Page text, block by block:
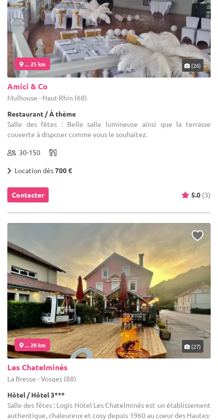
... 25 km (26)
Amici & Co
Mulhouse - Haut-Rhin (68)
Restaurant / À thème
Salle des fêtes : Belle salle lumineuse ainsi que la terrasse
couverte à disposer comme vous le souhaitez.
30-150
Location dès700 €
Contacter 5.0 (3)
... 28 km (27)
Les Chatelminés
La Bresse - Vosges (88)
Hôtel / Hôtel 3***
Salle des fêtes : Logis Hôtel Les Chatelminés est un établissement
authentique, chaleureux et cosy depuis 1960 au coeur des Hautes-